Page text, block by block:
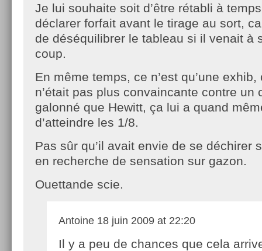
Je lui souhaite soit d’être rétabli à
déclarer forfait avant le tirage au sort,
de déséquilibrer le tableau si il venait à
coup.
En même temps, ce n’est qu’une exhib,
n’était pas plus convaincante contre un
galonné que Hewitt, ça lui a quand
d’atteindre les 1/8.
Pas sûr qu’il avait envie de se déchirer
en recherche de sensation sur gazon.
Ouettande scie.
Antoine 18 juin 2009 at 22:20
Il y a peu de chances que cela